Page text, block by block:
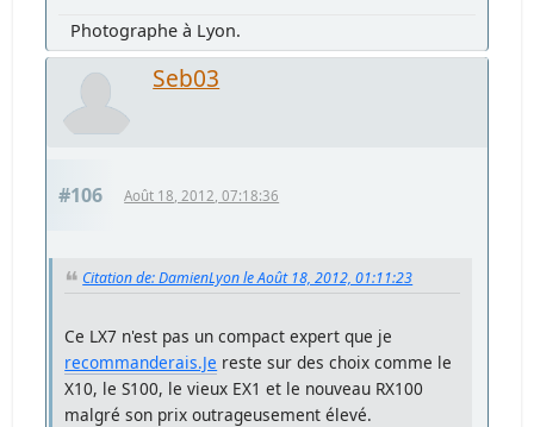
Photographe à Lyon.
Seb03
#106 Août 18, 2012, 07:18:36
Citation de: DamienLyon le Août 18, 2012, 01:11:23
Ce LX7 n'est pas un compact expert que je
recommanderais.Je reste sur des choix comme le
X10, le S100, le vieux EX1 et le nouveau RX100
malgré son prix outrageusement élevé.